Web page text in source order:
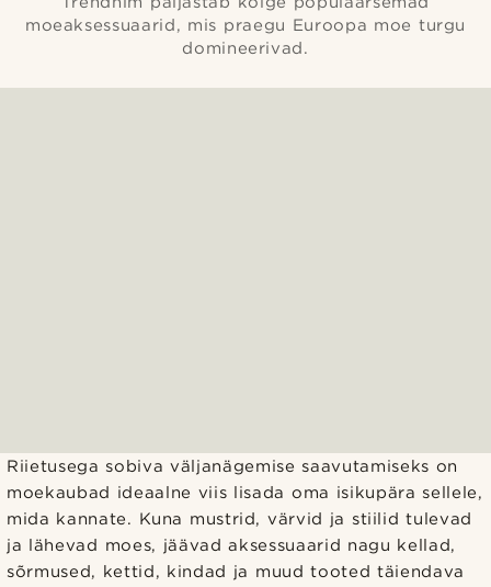
moeaksessuaarid, mis praegu Euroopa moe turgu
domineerivad.
Riietusega sobiva väljanägemise saavutamiseks on
moekaubad ideaalne viis lisada oma isikupära sellele,
mida kannate. Kuna mustrid, värvid ja stiilid tulevad
ja lähevad moes, jäävad aksessuaarid nagu kellad,
sõrmused, kettid, kindad ja muud tooted täiendava